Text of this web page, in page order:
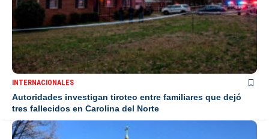
INTERNACIONALES
Autoridades investigan tiroteo entre familiares que dejó
tres fallecidos en Carolina del Norte